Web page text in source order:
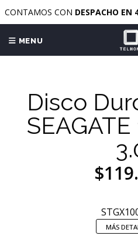
CONTAMOS CON DESPACHO EN
MENU
Disco
MÁS